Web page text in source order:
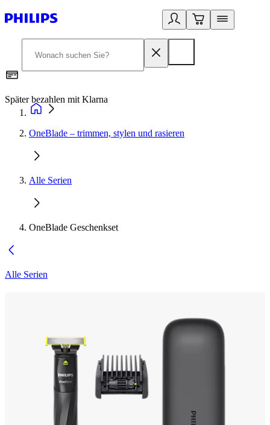
Später bezahlen mit Klarna
OneBlade – trimmen, stylen und rasieren
Alle Serien
OneBlade Geschenkset
Alle Serien